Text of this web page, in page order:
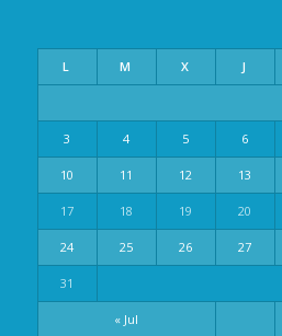
L M X J
« Jul
3 4 5 6
10 11 12 13
17 18 19 20
24 25 26 27
31